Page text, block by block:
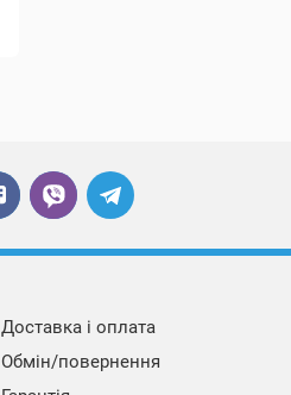
Доставка і оплата
Обмін/повернення